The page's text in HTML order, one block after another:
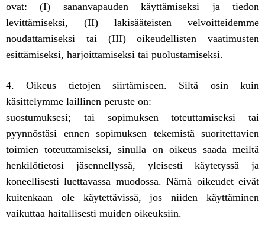
ovat: (I) sananvapauden käyttämiseksi ja tiedon
levittämiseksi, (II) lakisääteisten velvoitteidemme
noudattamiseksi tai (III) oikeudellisten vaatimusten
esittämiseksi, harjoittamiseksi tai puolustamiseksi.
4. Oikeus tietojen siirtämiseen. Siltä osin kuin
käsittelymme laillinen peruste on:
suostumuksesi; tai sopimuksen toteuttamiseksi tai
pyynnöstäsi ennen sopimuksen tekemistä suoritettavien
toimien toteuttamiseksi, sinulla on oikeus saada meiltä
henkilötietosi jäsennellyssä, yleisesti käytetyssä ja
koneellisesti luettavassa muodossa. Nämä oikeudet eivät
kuitenkaan ole käytettävissä, jos niiden käyttäminen
vaikuttaa haitallisesti muiden oikeuksiin.